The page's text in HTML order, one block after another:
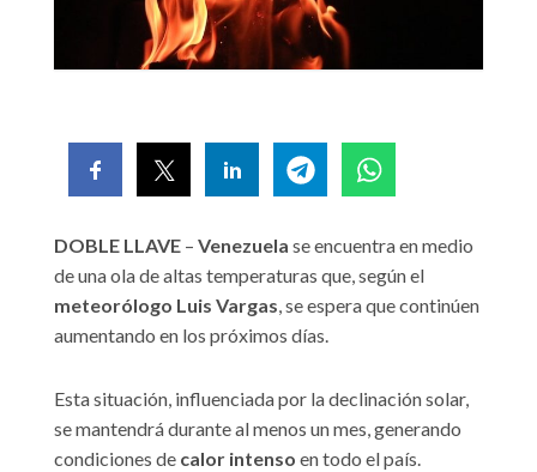
DOBLE LLAVE – Venezuela se encuentra en medio
de una ola de altas temperaturas que, según el
meteorólogo Luis Vargas, se espera que continúen
aumentando en los próximos días.
Esta situación, influenciada por la declinación solar,
se mantendrá durante al menos un mes, generando
condiciones de calor intenso en todo el país.